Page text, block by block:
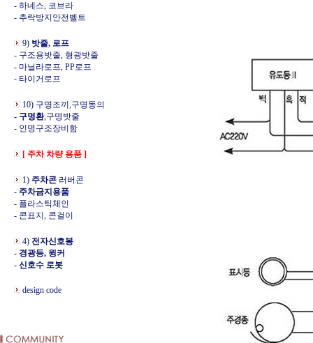
- 하네스, 코브라
- 추락방지안전벨트
9) 밧줄, 로프
- 구조용밧줄, 형광밧줄
- 마닐라로프, PP로프
- 타이거로프
10) 구명조끼,구명동의
- 구명환,구명밧줄
- 인명구조장비함
[ 주차 차량 용품 ]
1) 주차콘 러버콘
- 주차금지용품
- 플라스틱체인
- 콘표지, 콘걸이
4) 전자신호봉
- 경광등, 윙커
- 신호수 로봇
design code